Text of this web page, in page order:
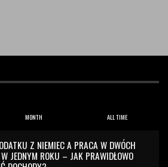
MONTH ALL TIME
Z NIEMIEC A PRACA W DWÓCH
JEDNYM ROKU – JAK PRAWIDŁOWO